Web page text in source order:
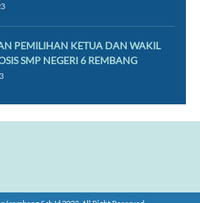
PEMILIHAN KETUA DAN WAKIL
SMP NEGERI 6 REMBANG